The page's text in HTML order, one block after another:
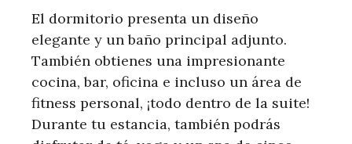
El dormitorio presenta un diseño
elegante y un baño principal adjunto.
También obtienes una impresionante
cocina, bar, oficina e incluso un área de
fitness personal, ¡todo dentro de la suite!
Durante tu estancia, también podrás